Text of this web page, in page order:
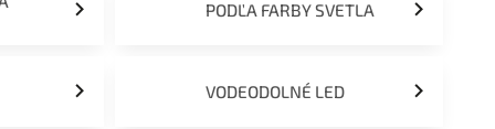
PODĽA FARBY SVETLA
VODEODOLNÉ LED